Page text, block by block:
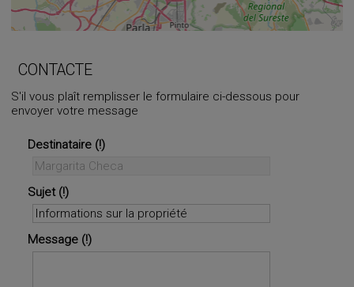
© OpenStreetMap
CONTACTE
S'il vous plaît remplisser le formulaire ci-dessous pour
envoyer votre message
Destinataire
Sujet
Message